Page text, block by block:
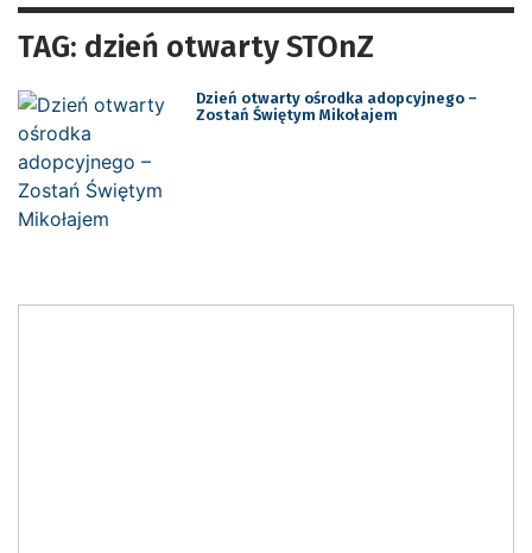
TAG: dzień otwarty STOnZ
Dzień otwarty ośrodka adopcyjnego –
Zostań Świętym Mikołajem